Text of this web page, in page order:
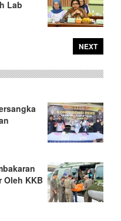
Lab
NEXT
Oleh KKB